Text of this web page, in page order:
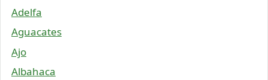
Adelfa
Aguacates
Ajo
Albahaca